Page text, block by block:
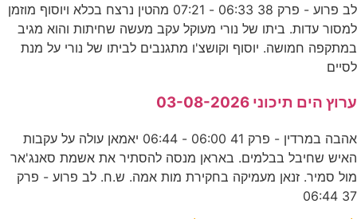
לב פרוע - פרק 38 06:33 - 07:21 מהטין נרצח בכלא ויוסוף מוזמן
למסור עדות. ביתו של נורי מעוקל עקב מעשה שחיתות והוא מגיב
במתקפה חמושה. יוסוף וקושצ'ו מתגנבים לביתו של נורי על מנת
לסיים
ערוץ הים תיכוני 03-08-2026
אהבה במרדין - פרק 41 06:00 - 06:44 יאמאן עולה על עקבות
האיש שחיבל בבלמים. באראן מנסה להסתיר את אשמת סאנג'אר
מול סמיר. זנאן מעמיקה בחקירת מות אמה. ש.ח. לב פרוע - פרק
37 06:44